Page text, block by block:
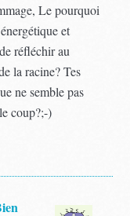
Le pourquoi
et
réfléchir au
la racine? Tes
ne semble pas
coup?;-)